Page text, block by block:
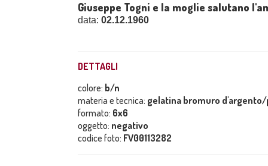
Giuseppe Togni e la moglie salutano
data: 02.12.1960
DETTAGLI
colore: b/n
materia e tecnica: gelatina bromuro
formato: 6x6
oggetto: negativo
codice foto: FV00113282